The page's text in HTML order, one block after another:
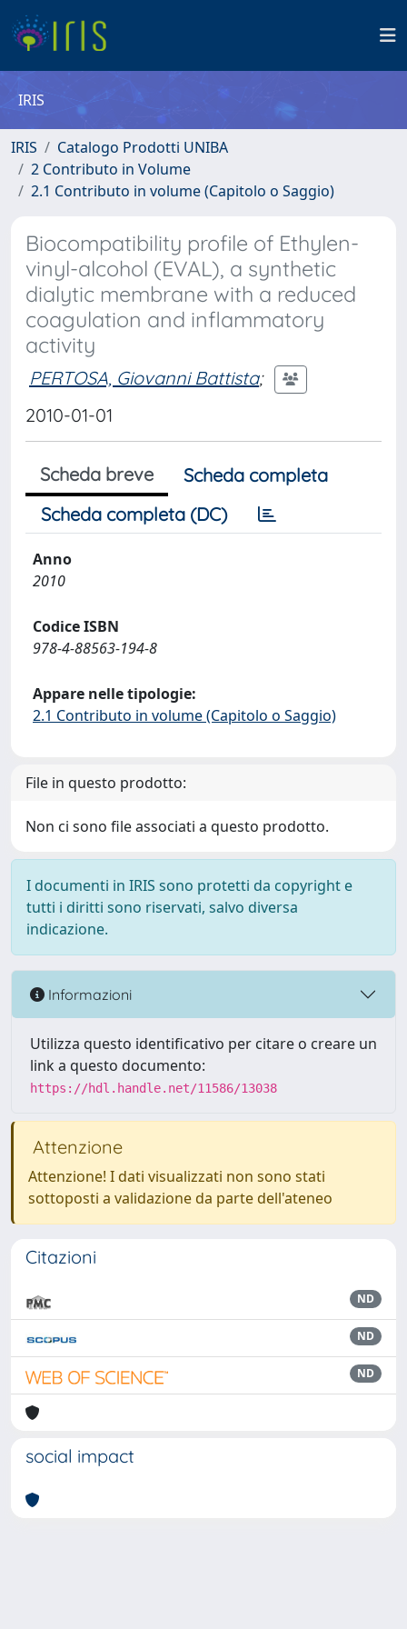
IRIS
IRIS
Catalogo Prodotti UNIBA
2 Contributo in Volume
2.1 Contributo in volume (Capitolo o Saggio)
Biocompatibility profile of Ethylen-
vinyl-alcohol (EVAL), a synthetic
dialytic membrane with a reduced
coagulation and inflammatory
activity
PERTOSA, Giovanni Battista;
2010-01-01
Scheda breve
Scheda completa
Scheda completa (DC)
Anno
2010
Codice ISBN
978-4-88563-194-8
Appare nelle tipologie:
2.1 Contributo in volume (Capitolo o Saggio)
File in questo prodotto:
Non ci sono file associati a questo prodotto.
I documenti in IRIS sono protetti da copyright e
tutti i diritti sono riservati, salvo diversa
indicazione.
Informazioni
Utilizza questo identificativo per citare o creare un
link a questo documento:
https://hdl.handle.net/11586/13038
Attenzione
Attenzione! I dati visualizzati non sono stati
sottoposti a validazione da parte dell'ateneo
Citazioni
ND
ND
ND
social impact